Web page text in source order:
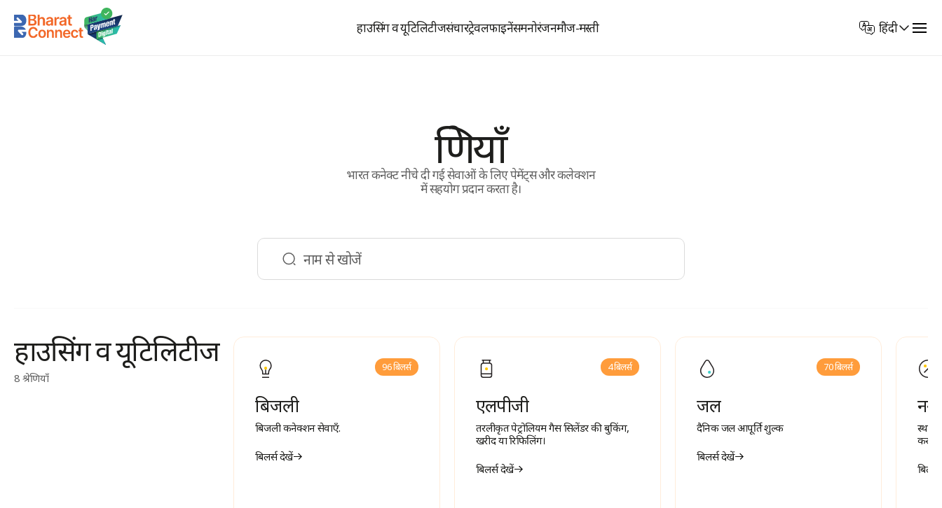
हाउसिंग व यूटिलिटीजसंचारट्रेवलफाइनेंसमनोरंजनमौज-मस्ती
Select
Language
हिंदी
श्रेणियाँ
भारत कनेक्ट नीचे दी गई सेवाओं के लिए पेमेंट्स और कलेक्शन
में सहयोग प्रदान करता है।
हाउसिंग व यूटिलिटीज
8 श्रेणियाँ
96 बिलर्स
बिजली
बिजली कनेक्शन सेवाएँ.
बिलर्स देखें
4 बिलर्स
एलपीजी
तरलीकृत पेट्रोलियम गैस सिलेंडर की बुकिंग,
खरीद या रिफिलिंग।
बिलर्स देखें
70 बिलर्स
जल
दैनिक जल आपूर्ति शुल्क
बिलर्स देखें
कर